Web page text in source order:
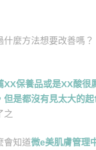
麼方法想要改善嗎？
XX保養品或是XX酸很
但是都沒有見太大的起
之
會知道微e美肌膚管理